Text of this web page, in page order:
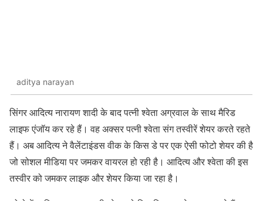
aditya narayan
सिंगर आदित्य नारायण शादी के बाद पत्नी श्वेता अग्रवाल के साथ मैरिड
लाइफ एंजॉय कर रहे हैं। वह अक्सर पत्नी श्वेता संग तस्वीरें शेयर करते रहते
हैं। अब आदित्य ने वैलेंटाइंडस वीक के किस डे पर एक ऐसी फोटो शेयर की है
जो सोशल मीडिया पर जमकर वायरल हो रही है। आदित्य और श्वेता की इस
तस्वीर को जमकर लाइक और शेयर किया जा रहा है।